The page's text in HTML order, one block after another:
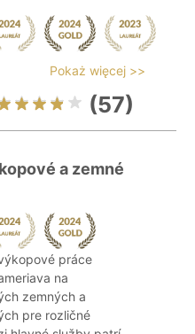
Pokaż więcej >>
(57)
a zemné
práce
na
zemných a
pre rozličné